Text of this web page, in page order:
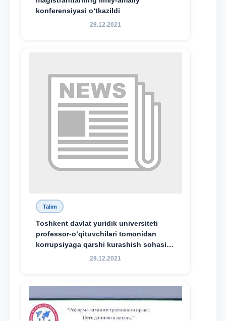
konferensiyasi o‘tkazildi
28.12.2021
Talim
Toshkent davlat yuridik universiteti
professor-o‘qituvchilari tomonidan
korrupsiyaga qarshi kurashish sohasida
amalga oshirilayotgan islohotlar hamda
maqsadida xorijiy va mahalliy ilmiy
nashrlarda chop etilgan maqolalar
dayjesti
28.12.2021